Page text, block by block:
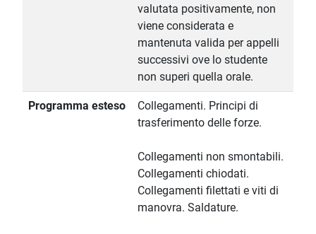
valutata positivamente, non
viene considerata e
mantenuta valida per appelli
successivi ove lo studente
non superi quella orale.
Programma esteso
Collegamenti. Principi di
trasferimento delle forze.
Collegamenti non smontabili.
Collegamenti chiodati.
Collegamenti filettati e viti di
manovra. Saldature.